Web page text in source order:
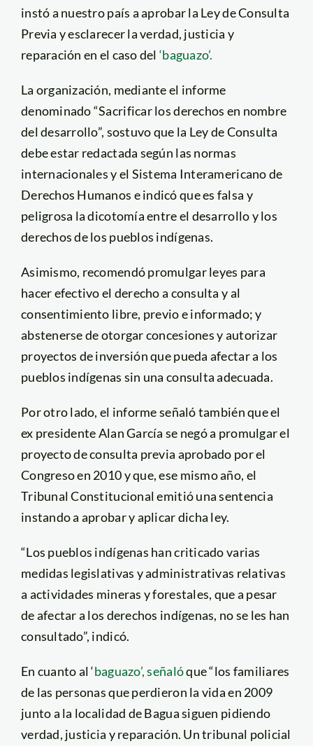
instó a nuestro país a aprobar la Ley de Consulta
Previa y esclarecer la verdad, justicia y
reparación en el caso del‘baguazo’.
La organización, mediante el informe
denominado “Sacrificar los derechos en nombre
del desarrollo”, sostuvo que la Ley de Consulta
debe estar redactada según las normas
internacionales y el Sistema Interamericano de
Derechos Humanos e indicó que es falsa y
peligrosa la dicotomía entre el desarrollo y los
derechos de los pueblos indígenas.
Asimismo, recomendó promulgar leyes para
hacer efectivo el derecho a consulta y al
consentimiento libre, previo e informado; y
abstenerse de otorgar concesiones y autorizar
proyectos de inversión que pueda afectar a los
pueblos indígenas sin una consulta adecuada.
Por otro lado, el informe señaló también que el
ex presidente Alan García se negó a promulgar el
proyecto de consulta previa aprobado por el
Congreso en 2010 y que, ese mismo año, el
Tribunal Constitucional emitió una sentencia
instando a aprobar y aplicar dicha ley.
“Los pueblos indígenas han criticado varias
medidas legislativas y administrativas relativas
a actividades mineras y forestales, que a pesar
de afectar a los derechos indígenas, no se les han
consultado”, indicó.
En cuanto al ‘baguazo’, señalóque “los familiares
de las personas que perdieron la vida en 2009
junto a la localidad de Bagua siguen pidiendo
verdad, justicia y reparación. Un tribunal policial